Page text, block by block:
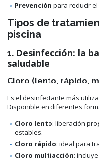
Prevención para reducir
Tipos de
piscina
1. Desinfección: la
saludable
Cloro (lento, rápido,
Es el desinfectante más
Disponible en diferentes
Cloro lento: liberación
estables.
Cloro rápido: ideal para
Cloro multiacción: